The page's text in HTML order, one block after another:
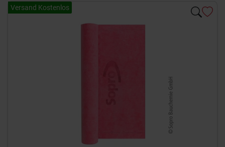
Versand Kostenlos